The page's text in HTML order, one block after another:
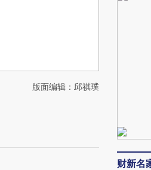
版面编辑：邱祺璞
财新名